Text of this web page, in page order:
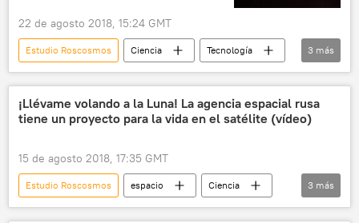
22 de agosto 2018, 15:24 GMT
Estudio Roscosmos Ciencia
Tecnología
Venus
Roscosmos noticias
3 más
¡Llévame volando a la Luna! La agencia espacial rusa
tiene un proyecto para la vida en el satélite (vídeo)
15 de agosto 2018, 17:35 GMT
Estudio Roscosmos espacio
Ciencia
la Luna
Roscosmos noticias
3 más